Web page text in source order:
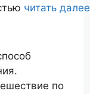
читать далее
по